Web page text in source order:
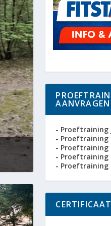
AANVRAGEN
- Proeftraining
- Proeftraining
- Proeftraining
- Proeftraining
- Proeftraining
CERTIFICAAT